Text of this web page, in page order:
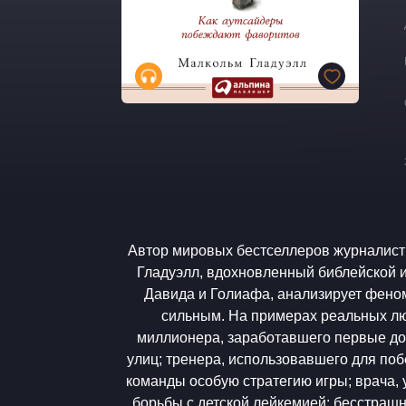
Автор мировых бестселлеров
Гладуэлл, вдохновленный библейской
Давида и Голиафа, анализирует
сильным. На примерах реальных
миллионера, заработавшего первые
улиц; тренера, использовавшего для
команды особую стратегию игры; врача,
борьбы с детской лейкемией;